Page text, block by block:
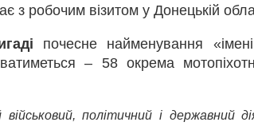
з робочим візитом у Донецькій
почесне найменування
– 58 окрема
політичний і державний